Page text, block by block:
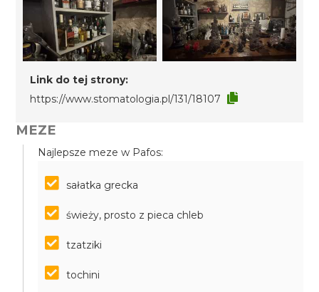
Link do tej strony:
https://www.stomatologia.pl/131/18107
MEZE
Najlepsze meze w Pafos:
sałatka grecka
świeży, prosto z pieca chleb
tzatziki
tochini